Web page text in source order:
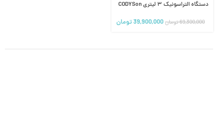
دستگاه التراسونیک ۳ لیتری CODYSon
69,300,000تومان39,900,000تومان